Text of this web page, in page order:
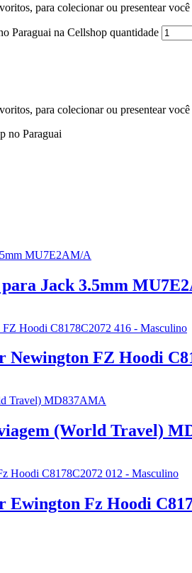
para colecionar ou presentear
Paraguai na Cellshop quantidade
para colecionar ou presentear
no Paraguai
Jack 3.5mm
FZ Hoodi
(World Travel)
Fz Hoodi